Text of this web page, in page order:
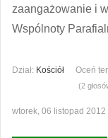
zaangażowanie i
Wspólnoty
Dział: Kościół Oceń
(2
wtorek, 06 listopad 2012